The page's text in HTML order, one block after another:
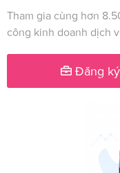
Tham gia cùng hơn
công kinh doanh dịch
Đăng